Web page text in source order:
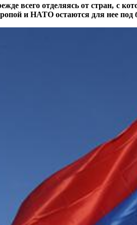
всего отделяясь от стран, с
и НАТО остаются для нее